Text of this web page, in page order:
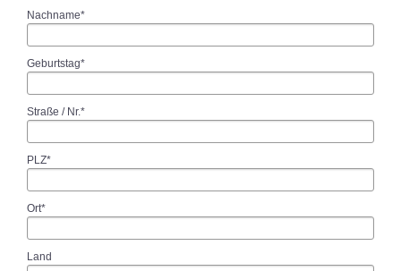
Nachname*
Geburtstag*
Straße / Nr.*
PLZ*
Ort*
Land